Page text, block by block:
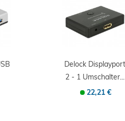
Delock Displayport
2 - 1 Umschalter...
22,21 €